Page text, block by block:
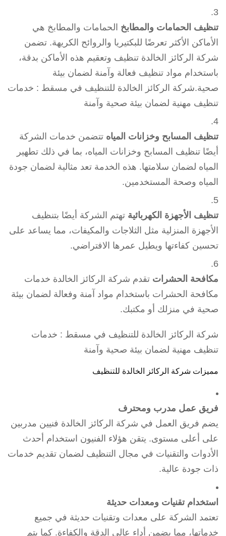
تنظيف الحمامات والمطابخ الحمامات والمطابخ هي
الأماكن الأكثر تعرضًا للبكتيريا والروائح الكريهة. تضمن
شركة الركائز الخالدة تنظيف وتعقيم هذه الأماكن بدقة،
باستخدام مواد تنظيف فعالة وآمنة لضمان بيئة
صحية.شركة الركائز الخالدة للتنظيف في مسقط : خدمات
تنظيف مهنية لضمان بيئة صحية وآمنة
تنظيف المسابح وخزانات المياه تتضمن خدمات الشركة
أيضًا تنظيف المسابح وخزانات المياه، بما في ذلك تطهير
المياه لضمان سلامتها. هذه الخدمة تعد مثالية لضمان جودة
المياه وصحة المستخدمين.
تنظيف الأجهزة الكهربائية تهتم الشركة أيضًا بتنظيف
الأجهزة المنزلية مثل الثلاجات والمكيفات، مما يساعد على
تحسين كفاءتها ويطيل عمرها الافتراضي.
مكافحة الحشرات تقدم شركة الركائز الخالدة خدمات
مكافحة الحشرات باستخدام مواد آمنة وفعالة لضمان بيئة
صحية في منزلك أو مكتبك.
شركة الركائز الخالدة للتنظيف في مسقط : خدمات
تنظيف مهنية لضمان بيئة صحية وآمنة
مميزات شركة الركائز الخالدة للتنظيف
فريق عمل مدرب ومحترف
يضم فريق العمل في شركة الركائز الخالدة فنيين مدربين
على أعلى مستوى. يتقن هؤلاء الفنيون استخدام أحدث
الأدوات والتقنيات في مجال التنظيف لضمان تقديم خدمات
ذات جودة عالية.
استخدام تقنيات ومعدات حديثة
تعتمد الشركة على معدات وتقنيات حديثة في جميع
خدماتها، مما يضمن أداء عالي الدقة والكفاءة. كما يتم